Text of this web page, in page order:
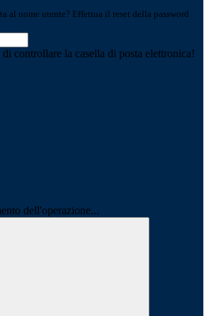
al nome utente? Effettua il reset della password
controllare la casella di posta elettronica!
dell'operazione...